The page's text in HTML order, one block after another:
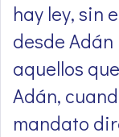
hay ley, sin
desde
aquellos
Adán,
mandato